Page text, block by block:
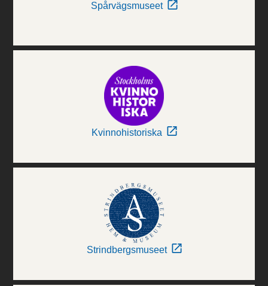
Spårvägsmuseet
Kvinnohistoriska
Strindbergsmuseet